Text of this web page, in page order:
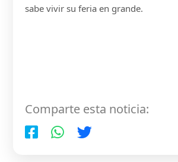
sabe vivir su feria en grande.
Comparte esta noticia: